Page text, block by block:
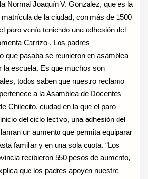
Normal Joaquín V. González, que es la
de la ciudad, con más de 1500
paro venía teniendo una adhesión del
Carrizo-. Los padres
que pasaba se reunieron en asamblea
la escuela. Es que muchos son
todos saben que nuestro reclamo
a la Asamblea de Docentes
Chilecito, ciudad en la que el paro
del ciclo lectivo, una adhesión del
un aumento que permita equiparar
familiar y en una sola cuota. “Los
recibieron 550 pesos de aumento,
que los padres apoyen nuestro